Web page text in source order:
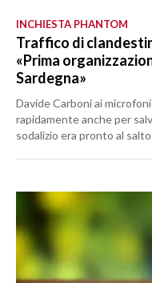
INCHIESTA PHANTOM
Traffico di
«Prima
Sardegna»
Davide Carboni ai
rapidamente anche per
sodalizio era pronto al